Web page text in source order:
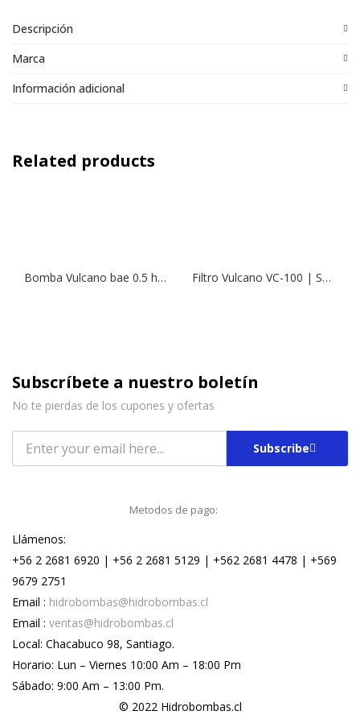
Descripción
Marca
Información adicional
Related products
Bomba Vulcano bae 0.5 hp Motor Italiano Filtro Vulcano VC-100 | Soplado (690mm)
Subscríbete a nuestro boletín
No te pierdas de los cupones y ofertas
Subscribe
Metodos de pago:
Llámenos:
+56 2 2681 6920 | +56 2 2681 5129 | +562 2681 4478 | +569
9679 2751
Email : hidrobombas@hidrobombas.cl
Email : ventas@hidrobombas.cl
Local: Chacabuco 98, Santiago.
Horario: Lun – Viernes 10:00 Am – 18:00 Pm
Sábado: 9:00 Am – 13:00 Pm.
© 2022 Hidrobombas.cl